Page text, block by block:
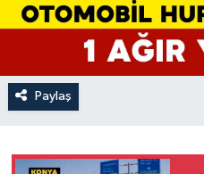
Paylaş